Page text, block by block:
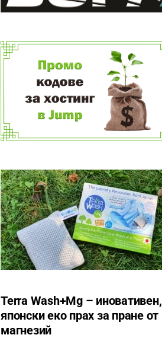
Terra Wash+Mg – иновативен,
японски еко прах за пране от
магнезий